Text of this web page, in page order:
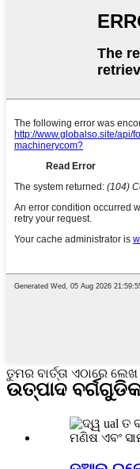
ତୁମର ବାର୍ତ୍ତା ଏଠାରେ
ଉତ୍ପାଦ ବର୍ଗଗୁଡିକ